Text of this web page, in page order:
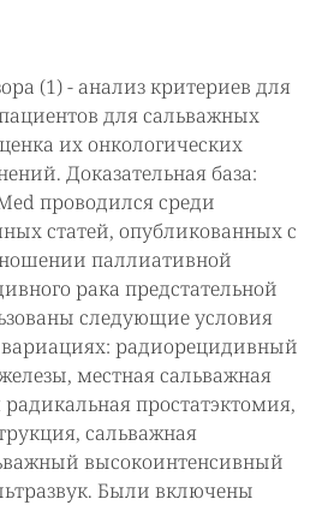
(1) - анализ критериев для
для сальважных
их онкологических
Доказательная база:
проводился среди
статей, опубликованных с
паллиативной
рака предстательной
следующие условия
радиорецидивный
местная сальважная
простатэктомия,
сальважная
высокоинтенсивный
Были включены